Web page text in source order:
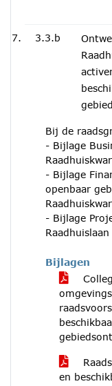
3.3.b
Bij de
- Bijlage
- Bijlage
openbaar
- Bijlage
Bijlagen
en